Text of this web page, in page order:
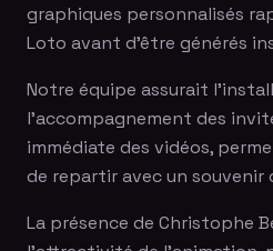
graphiques personnalisés
Loto avant d'être générés
Notre équipe assurait
l'accompagnement des
immédiate des vidéos,
de repartir avec un souvenir
La présence de Christophe